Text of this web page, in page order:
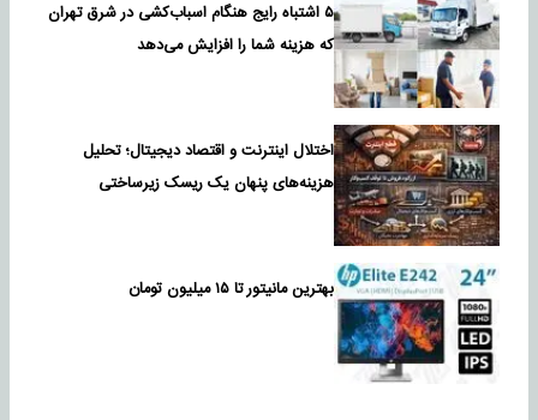
۵ اشتباه رایج هنگام اسباب‌کشی در شرق تهران
که هزینه شما را افزایش می‌دهد
اختلال اینترنت و اقتصاد دیجیتال؛ تحلیل
هزینه‌های پنهان یک ریسک زیرساختی
بهترین مانیتور تا ۱۵ میلیون تومان